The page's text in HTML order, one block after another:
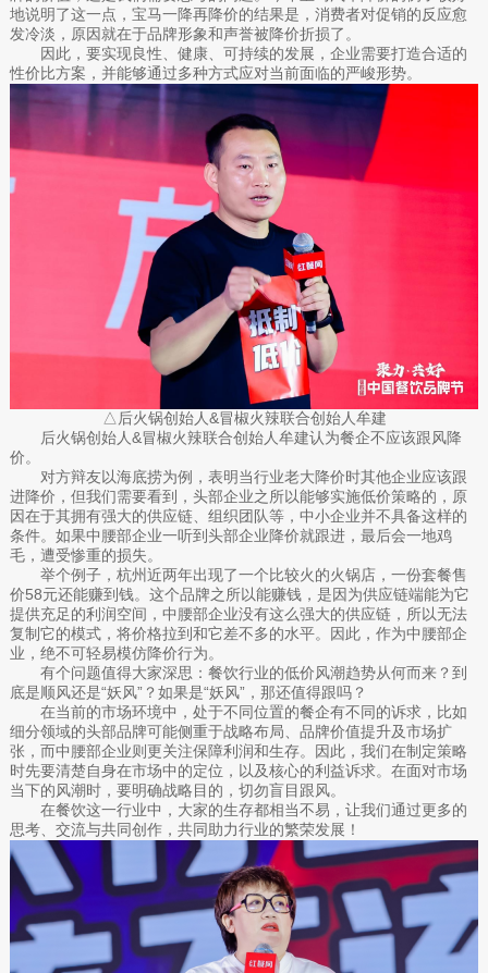
地说明了这一点，宝马一降再降价的结果是，消费者对促销的反应愈
发冷淡，原因就在于品牌形象和声誉被降价折损了。
因此，要实现良性、健康、可持续的发展，企业需要打造合适的
性价比方案，并能够通过多种方式应对当前面临的严峻形势。
△后火锅创始人&冒椒火辣联合创始人牟建
后火锅创始人&冒椒火辣联合创始人牟建认为餐企不应该跟风降
价。
对方辩友以海底捞为例，表明当行业老大降价时其他企业应该跟
进降价，但我们需要看到，头部企业之所以能够实施低价策略的，原
因在于其拥有强大的供应链、组织团队等，中小企业并不具备这样的
条件。如果中腰部企业一听到头部企业降价就跟进，最后会一地鸡
毛，遭受惨重的损失。
举个例子，杭州近两年出现了一个比较火的火锅店，一份套餐售
价58元还能赚到钱。这个品牌之所以能赚钱，是因为供应链端能为它
提供充足的利润空间，中腰部企业没有这么强大的供应链，所以无法
复制它的模式，将价格拉到和它差不多的水平。因此，作为中腰部企
业，绝不可轻易模仿降价行为。
有个问题值得大家深思：餐饮行业的低价风潮趋势从何而来？到
底是顺风还是“妖风”？如果是“妖风”，那还值得跟吗？
在当前的市场环境中，处于不同位置的餐企有不同的诉求，比如
细分领域的头部品牌可能侧重于战略布局、品牌价值提升及市场扩
张，而中腰部企业则更关注保障利润和生存。因此，我们在制定策略
时先要清楚自身在市场中的定位，以及核心的利益诉求。在面对市场
当下的风潮时，要明确战略目的，切勿盲目跟风。
在餐饮这一行业中，大家的生存都相当不易，让我们通过更多的
思考、交流与共同创作，共同助力行业的繁荣发展！